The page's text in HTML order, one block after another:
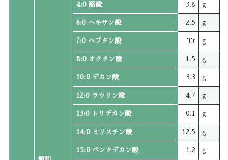
4:0 酪酸 3.8 g
6:0 ヘキサン酸 2.5 g
7:0 ヘプタン酸 Tr g
8:0 オクタン酸 1.5 g
10:0 デカン酸 3.3 g
12:0 ラウリン酸 4.7 g
13:0 トリデカン酸 0.1 g
14:0 ミリスチン酸 12.5 g
15:0 ペンタデカン酸 1.2 g